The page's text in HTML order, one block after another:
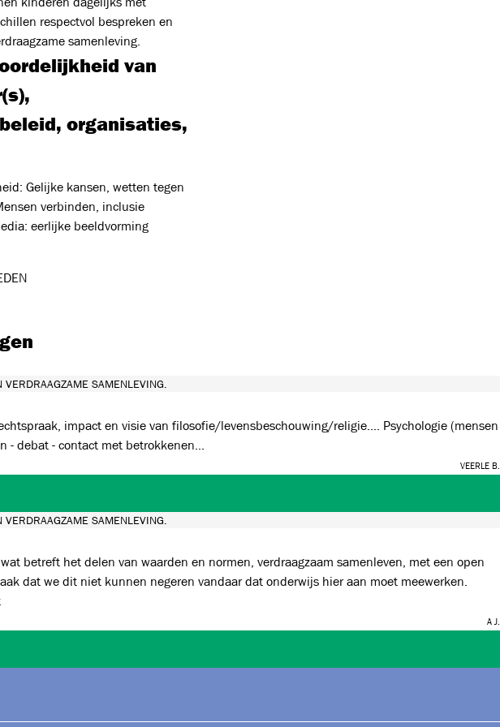
respectvol bespreken en
samenleving.
van
organisaties,
Gelijke kansen, wetten tegen
verbinden, inclusie
eerlijke beeldvorming
SAMENLEVING.
impact en visie van filosofie/levensbeschouwing/religie.... Psychologie (mensen
verkennen - debat - contact met betrokkenen...
Veerle B.
SAMENLEVING.
A J.